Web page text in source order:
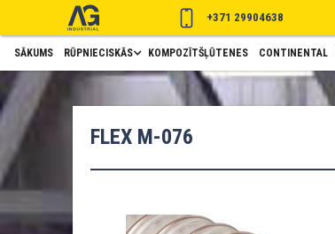
+371 29904638
SĀKUMS RŪPNIECISKĀS KOMPOZĪTŠĻŪTENES CONTINENTAL
FLEX M-076